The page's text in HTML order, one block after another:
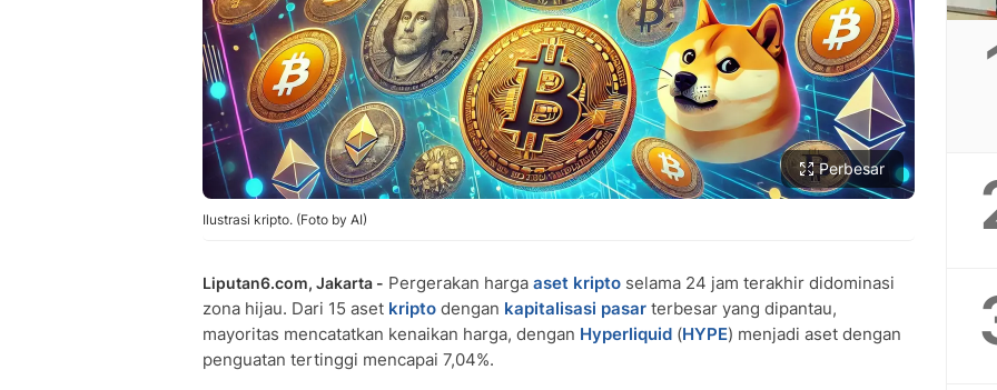
Perbesar
Ilustrasi kripto. (Foto by AI)
Liputan6.com, Jakarta - Pergerakan harga aset kripto selama 24 jam terakhir didominasi
zona hijau. Dari 15 aset kripto dengan kapitalisasi pasar terbesar yang dipantau,
mayoritas mencatatkan kenaikan harga, dengan Hyperliquid (HYPE) menjadi aset dengan
penguatan tertinggi mencapai 7,04%.